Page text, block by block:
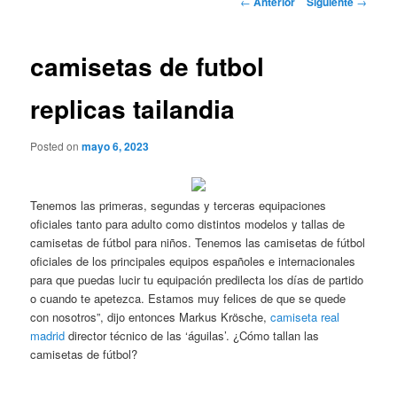
camisetas de futbol
replicas tailandia
Posted onmayo 6, 2023
Tenemos las primeras, segundas y terceras equipaciones
oficiales tanto para adulto como distintos modelos y tallas de
camisetas de fútbol para niños. Tenemos las camisetas de fútbol
oficiales de los principales equipos españoles e internacionales
para que puedas lucir tu equipación predilecta los días de partido
o cuando te apetezca. Estamos muy felices de que se quede
con nosotros”, dijo entonces Markus Krösche,camiseta real
madrid director técnico de las ‘águilas’. ¿Cómo tallan las
camisetas de fútbol?